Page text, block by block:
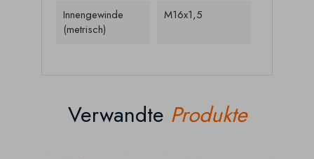
Innengewinde
(metrisch)
M16x1,5
Verwandte Produkte